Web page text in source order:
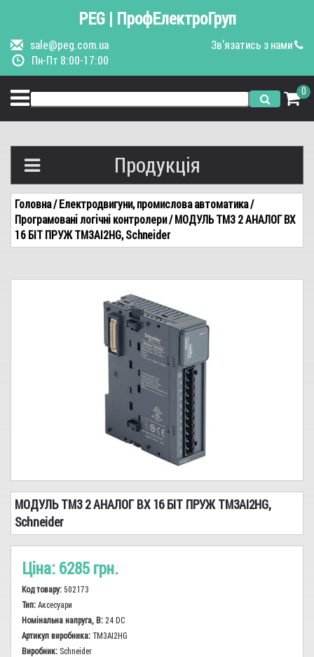
PEG | ПрофЕлектроГруп
sale@peg.com.ua
Пн-Пт 8:00-17:00
Зв'язатись з нами
0
Продукція
Вимикачі автоматичні
Керування та індикація
Пускачі, контактори
Сирени, дзвінки, вогні
Світло
Лічильники
Аварійне живлення
Електродвигуни, промислова автоматика
Головна/ Електродвигуни, промислова автоматика/
Програмовані логічні контролери/ МОДУЛЬ TM3 2 АНАЛОГ ВХ
16 БІТ ПРУЖ TM3AI2HG, Schneider
МОДУЛЬ TM3 2 АНАЛОГ ВХ 16 БІТ ПРУЖ TM3AI2HG,
Schneider
Ціна: 6285 грн.
Код товару: 502173
Тип: Аксесуари
Номінальна напруга, В: 24 DC
Артикул виробника: TM3AI2HG
Виробник: Schneider